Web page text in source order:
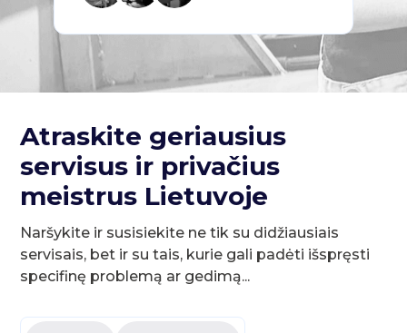
Atraskite geriausius
servisus ir privačius
meistrus Lietuvoje
Naršykite ir susisiekite ne tik su didžiausiais
servisais, bet ir su tais, kurie gali padėti išspręsti
specifinę problemą ar gedimą...